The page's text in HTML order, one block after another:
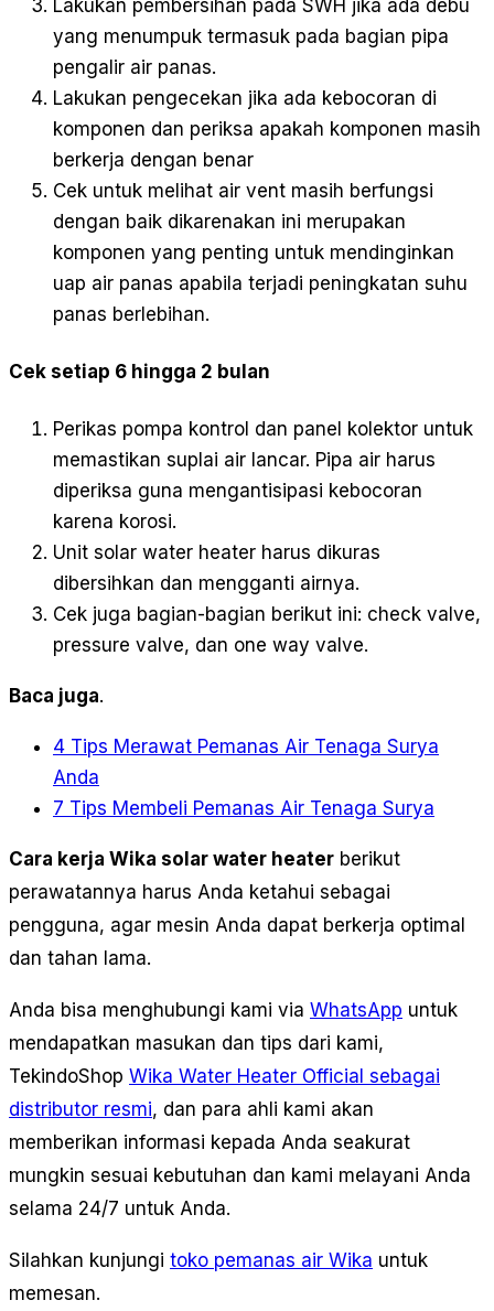
Lakukan pembersihan pada SWH jika ada debu
yang menumpuk termasuk pada bagian pipa
pengalir air panas.
Lakukan pengecekan jika ada kebocoran di
komponen dan periksa apakah komponen masih
berkerja dengan benar
Cek untuk melihat air vent masih berfungsi
dengan baik dikarenakan ini merupakan
komponen yang penting untuk mendinginkan
uap air panas apabila terjadi peningkatan suhu
panas berlebihan.
Cek setiap 6 hingga 2 bulan
Perikas pompa kontrol dan panel kolektor untuk
memastikan suplai air lancar. Pipa air harus
diperiksa guna mengantisipasi kebocoran
karena korosi.
Unit solar water heater harus dikuras
dibersihkan dan mengganti airnya.
Cek juga bagian-bagian berikut ini: check valve,
pressure valve, dan one way valve.
Baca juga.
4 Tips Merawat Pemanas Air Tenaga Surya
Anda
7 Tips Membeli Pemanas Air Tenaga Surya
Cara kerja Wika solar water heater berikut
perawatannya harus Anda ketahui sebagai
pengguna, agar mesin Anda dapat berkerja optimal
dan tahan lama.
Anda bisa menghubungi kami via WhatsApp untuk
mendapatkan masukan dan tips dari kami,
TekindoShop Wika Water Heater Official sebagai
distributor resmi, dan para ahli kami akan
memberikan informasi kepada Anda seakurat
mungkin sesuai kebutuhan dan kami melayani Anda
selama 24/7 untuk Anda.
Silahkan kunjungi toko pemanas air Wika untuk
memesan.